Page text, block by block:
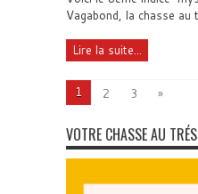
Vagabond, la chasse au
Lire la suite...
1 2 3 »
VOTRE CHASSE AU